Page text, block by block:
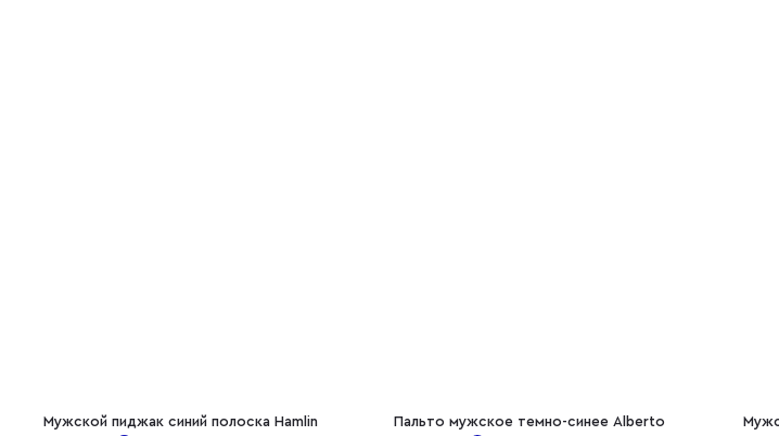
Мужской пиджак синий полоска Hamlin
Пальто мужское темно-синее Alberto